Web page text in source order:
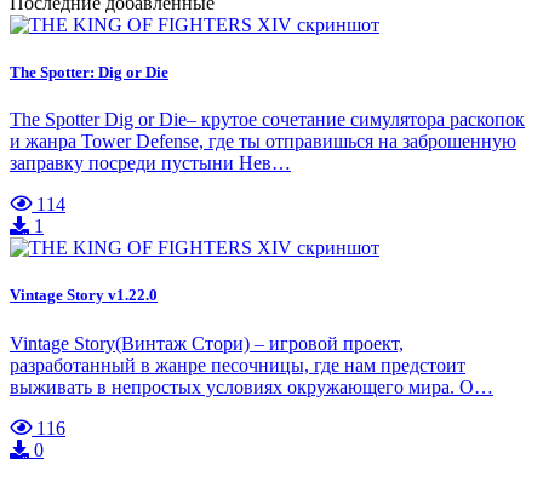
The Spotter: Dig or Die
The Spotter Dig or Die– крутое сочетание симулятора раскопок
и жанра Tower Defense, где ты отправишься на заброшенную
заправку посреди пустыни Нев…
114
1
Vintage Story v1.22.0
Vintage Story(Винтаж Стори) – игровой проект,
разработанный в жанре песочницы, где нам предстоит
выживать в непростых условиях окружающего мира. О…
116
0